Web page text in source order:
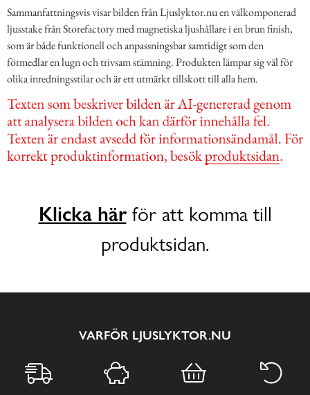
Sammanfattningsvis visar bilden från Ljuslyktor.nu en välkomponerad
ljusstake från Storefactory med magnetiska ljushållare i en brun finish,
som är både funktionell och anpassningsbar samtidigt som den
förmedlar en lugn och trivsam stämning. Produkten lämpar sig väl för
olika inredningsstilar och är ett utmärkt tillskott till alla hem.
Klicka härför att komma till
produktsidan.
VARFÖR LJUSLYKTOR.NU